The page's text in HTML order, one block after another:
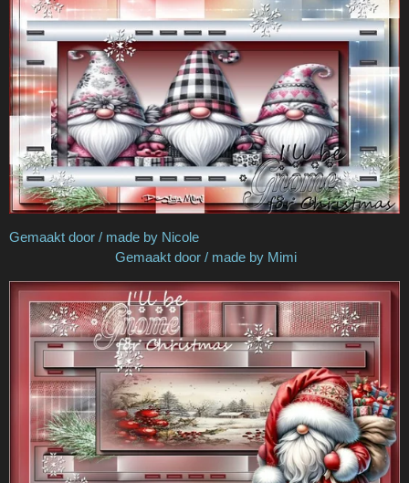
Gemaakt door / made by Nicole
Gemaakt door / made by Mimi